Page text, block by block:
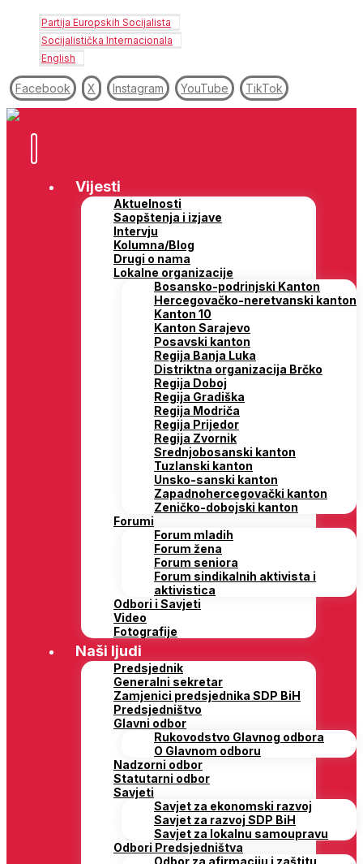
Partija Europskih Socijalista
Socijalistička Internacionala
English
Facebook X Instagram YouTube TikTok
Vijesti
Aktuelnosti
Saopštenja i izjave
Intervju
Kolumna/Blog
Drugi o nama
Lokalne organizacije
Bosansko-podrinjski Kanton
Hercegovačko-neretvanski kanton
Kanton 10
Kanton Sarajevo
Posavski kanton
Regija Banja Luka
Distriktna organizacija Brčko
Regija Doboj
Regija Gradiška
Regija Modriča
Regija Prijedor
Regija Zvornik
Srednjobosanski kanton
Tuzlanski kanton
Unsko-sanski kanton
Zapadnohercegovački kanton
Zeničko-dobojski kanton
Forumi
Forum mladih
Forum žena
Forum seniora
Forum sindikalnih aktivista i
aktivistica
Odbori i Savjeti
Video
Fotografije
Naši ljudi
Predsjednik
Generalni sekretar
Zamjenici predsjednika SDP BiH
Predsjedništvo
Glavni odbor
Rukovodstvo Glavnog odbora
O Glavnom odboru
Nadzorni odbor
Statutarni odbor
Savjeti
Savjet za ekonomski razvoj
Savjet za razvoj SDP BiH
Savjet za lokalnu samoupravu
Odbori Predsjedništva
Odbor za afirmaciju i zaštitu